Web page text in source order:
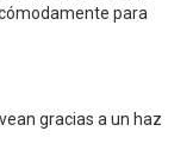
para
gracias a un haz